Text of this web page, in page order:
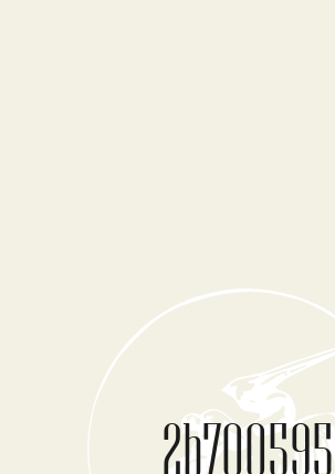
2b700595